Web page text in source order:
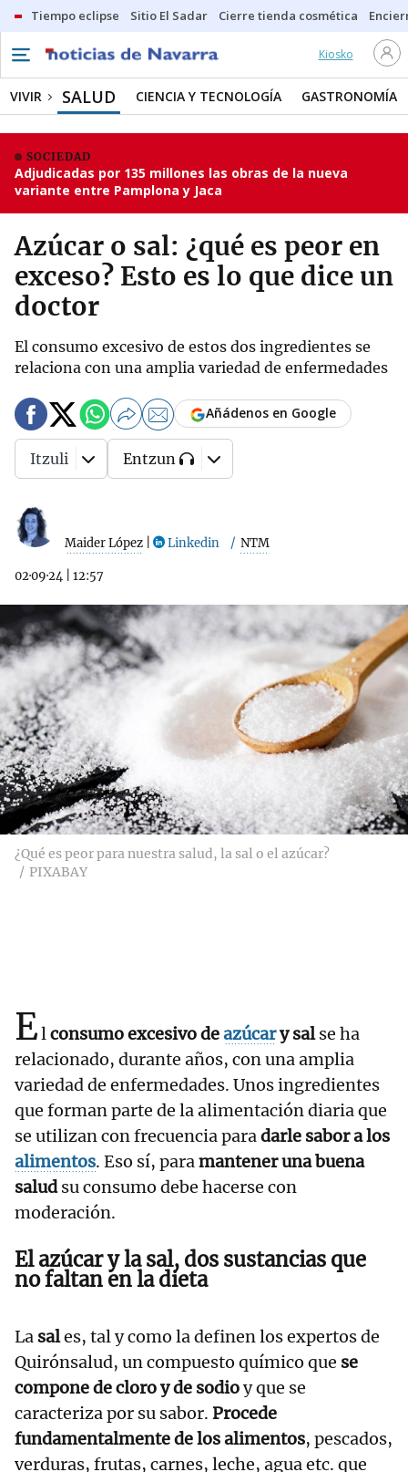
Tiempo eclipse Sitio El Sadar Cierre tienda cosmética
Kiosko
VIVIR SALUD CIENCIA Y TECNOLOGÍA GASTRONOMÍA
SOCIEDAD
Adjudicadas por 135 millones las obras de la nueva
variante entre Pamplona y Jaca
Azúcar o sal: ¿qué es peor en
exceso? Esto es lo que dice un
doctor
El consumo excesivo de estos dos ingredientes se
relaciona con una amplia variedad de enfermedades
Maider López Linkedin NTM
02·09·24 12:57
Añádenos en Google
Itzuli Entzun
¿Qué es peor para nuestra salud, la sal o el azúcar?
PIXABAY
Elconsumo excesivo deazúcary salse ha
relacionado, durante años, con una amplia
variedad de enfermedades. Unos ingredientes
que forman parte de la alimentación diaria que
se utilizan con frecuencia paradarle sabor a los
alimentos. Eso sí, paramantener una buena
saludsu consumo debe hacerse con
moderación.
El azúcar y la sal, dos sustancias que
no faltan en la dieta
La sales, tal y como la definen los expertos de
Quirónsalud, un compuesto químico que se
compone de cloro y de sodioy que se
caracteriza por su sabor. Procede
fundamentalmente de los alimentos, pescados,
verduras, frutas, carnes, leche, agua etc. que